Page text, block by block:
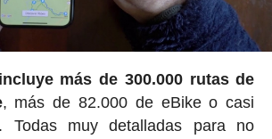
más de 300.000 rutas de
, más de 82.000 de eBike o casi
Todas muy detalladas para no